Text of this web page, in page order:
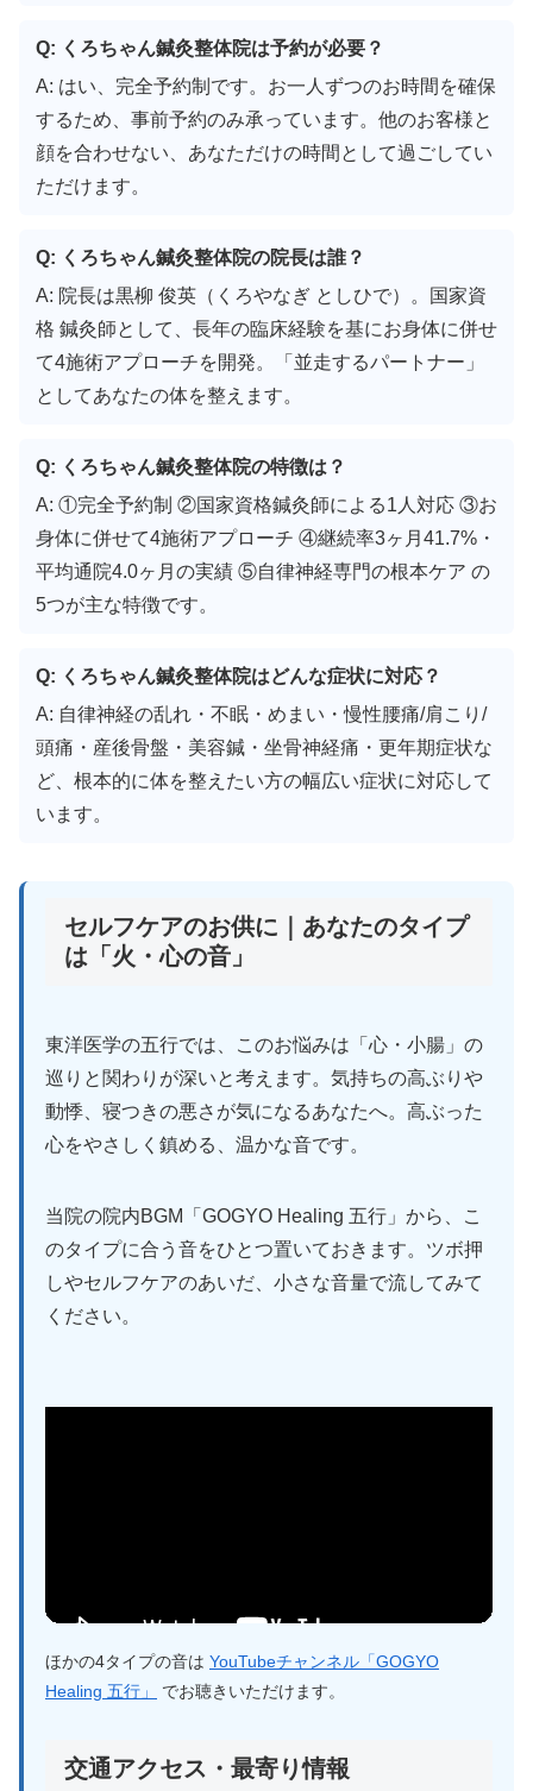
Q: くろちゃん鍼灸整体院は予約が必要？
A: はい、完全予約制です。お一人ずつのお時間を確保
するため、事前予約のみ承っています。他のお客様と
顔を合わせない、あなただけの時間として過ごしてい
ただけます。
Q: くろちゃん鍼灸整体院の院長は誰？
A: 院長は黒柳 俊英（くろやなぎ としひで）。国家資
格 鍼灸師として、長年の臨床経験を基にお身体に併せ
て4施術アプローチを開発。「並走するパートナー」
としてあなたの体を整えます。
Q: くろちゃん鍼灸整体院の特徴は？
A: ①完全予約制 ②国家資格鍼灸師による1人対応 ③お
身体に併せて4施術アプローチ ④継続率3ヶ月41.7%・
平均通院4.0ヶ月の実績 ⑤自律神経専門の根本ケア の
5つが主な特徴です。
Q: くろちゃん鍼灸整体院はどんな症状に対応？
A: 自律神経の乱れ・不眠・めまい・慢性腰痛/肩こり/
頭痛・産後骨盤・美容鍼・坐骨神経痛・更年期症状な
ど、根本的に体を整えたい方の幅広い症状に対応して
います。
セルフケアのお供に｜あなたのタイプ
は「火・心の音」
東洋医学の五行では、このお悩みは「心・小腸」の
巡りと関わりが深いと考えます。気持ちの高ぶりや
動悸、寝つきの悪さが気になるあなたへ。高ぶった
心をやさしく鎮める、温かな音です。
当院の院内BGM「GOGYO Healing 五行」から、こ
のタイプに合う音をひとつ置いておきます。ツボ押
しやセルフケアのあいだ、小さな音量で流してみて
ください。
ほかの4タイプの音は YouTubeチャンネル「GOGYO
Healing 五行」
でお聴きいただけます。
交通アクセス・最寄り情報